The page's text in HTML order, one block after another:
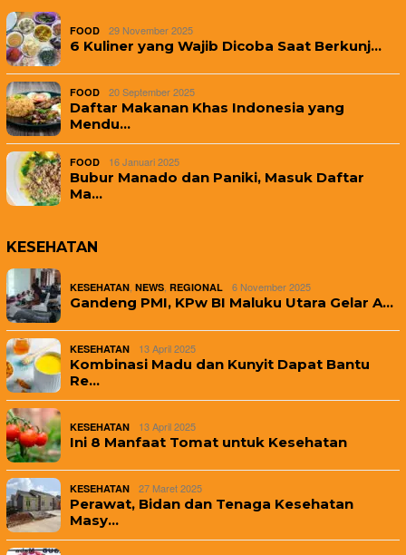
FOOD 29 November 2025
6 Kuliner yang Wajib Dicoba Saat Berkunj…
FOOD 20 September 2025
Daftar Makanan Khas Indonesia yang
Mendu…
FOOD 16 Januari 2025
Bubur Manado dan Paniki, Masuk Daftar
Ma…
KESEHATAN
KESEHATAN NEWS REGIONAL 6 November 2025
Gandeng PMI, KPw BI Maluku Utara Gelar A…
KESEHATAN 13 April 2025
Kombinasi Madu dan Kunyit Dapat Bantu
Re…
KESEHATAN 13 April 2025
Ini 8 Manfaat Tomat untuk Kesehatan
KESEHATAN 27 Maret 2025
Perawat, Bidan dan Tenaga Kesehatan
Masy…